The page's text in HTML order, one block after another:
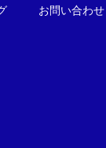
お問い合わせ